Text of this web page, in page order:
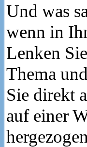
Und was
wenn in
Lenken
Thema
Sie direkt
auf einer